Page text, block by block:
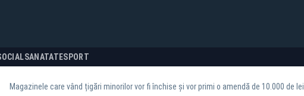
SANATATESPORT
Magazinele care vând țigări minorilor vor fi închise și vor primi o amendă de 10.000 de lei